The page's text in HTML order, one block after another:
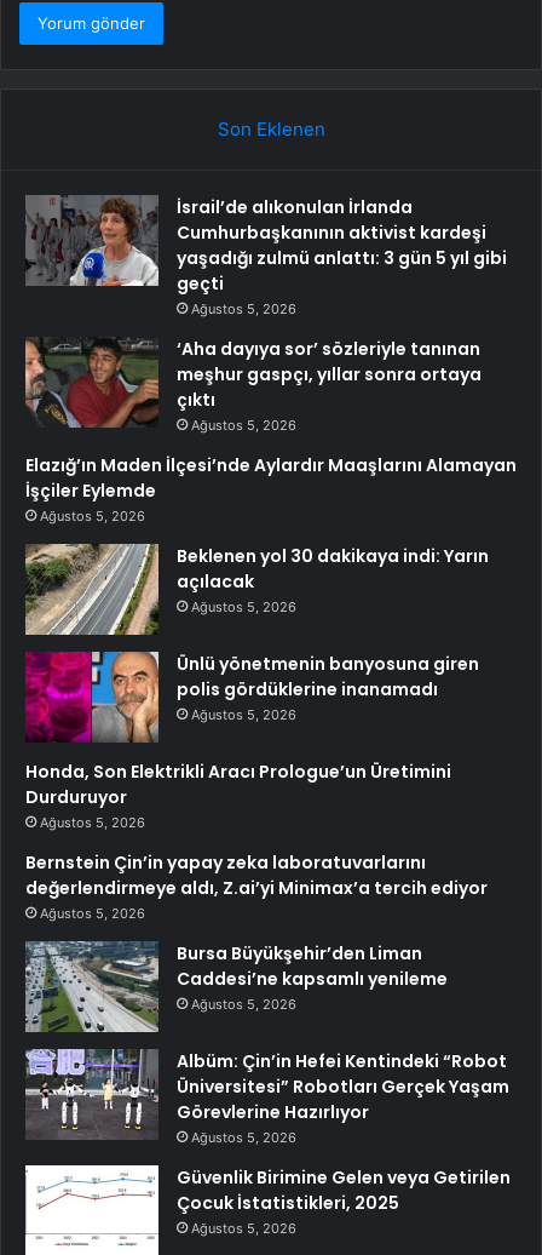
Son Eklenen
İsrail’de alıkonulan İrlanda
Cumhurbaşkanının aktivist kardeşi
yaşadığı zulmü anlattı: 3 gün 5 yıl gibi
geçti
Ağustos 5, 2026
‘Aha dayıya sor’ sözleriyle tanınan
meşhur gaspçı, yıllar sonra ortaya
çıktı
Ağustos 5, 2026
Elazığ’ın Maden İlçesi’nde Aylardır Maaşlarını Alamayan
İşçiler Eylemde
Ağustos 5, 2026
Beklenen yol 30 dakikaya indi: Yarın
açılacak
Ağustos 5, 2026
Ünlü yönetmenin banyosuna giren
polis gördüklerine inanamadı
Ağustos 5, 2026
Honda, Son Elektrikli Aracı Prologue’un Üretimini
Durduruyor
Ağustos 5, 2026
Bernstein Çin’in yapay zeka laboratuvarlarını
değerlendirmeye aldı, Z.ai’yi Minimax’a tercih ediyor
Ağustos 5, 2026
Bursa Büyükşehir’den Liman
Caddesi’ne kapsamlı yenileme
Ağustos 5, 2026
Albüm: Çin’in Hefei Kentindeki “Robot
Üniversitesi” Robotları Gerçek Yaşam
Görevlerine Hazırlıyor
Ağustos 5, 2026
Güvenlik Birimine Gelen veya Getirilen
Çocuk İstatistikleri, 2025
Ağustos 5, 2026